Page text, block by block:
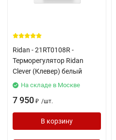
Ridan - 21RT0108R -
Терморегулятор Ridan
Сlever (Клевер) белый
На складе в Москве
7 950 ₽ /шт.
В корзину